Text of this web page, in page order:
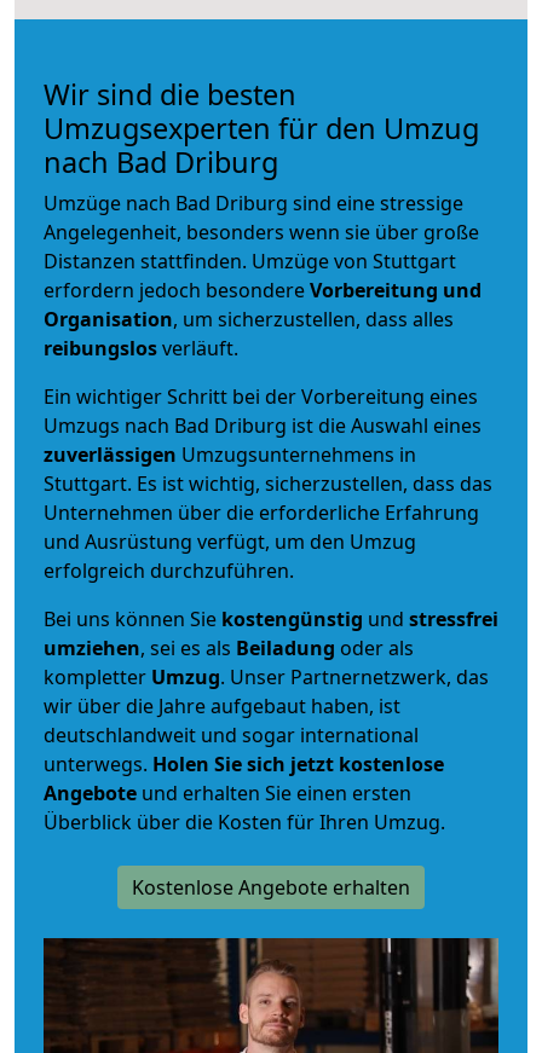
Wir sind die besten
Umzugsexperten für den Umzug
nach Bad Driburg
Umzüge nach Bad Driburg sind eine stressige
Angelegenheit, besonders wenn sie über große
Distanzen stattfinden. Umzüge von Stuttgart
erfordern jedoch besondereVorbereitung und
Organisation, um sicherzustellen, dass alles
reibungslosverläuft.
Ein wichtiger Schritt bei der Vorbereitung eines
Umzugs nach Bad Driburg ist die Auswahl eines
zuverlässigen Umzugsunternehmens in
Stuttgart. Es ist wichtig, sicherzustellen, dass das
Unternehmen über die erforderliche Erfahrung
und Ausrüstung verfügt, um den Umzug
erfolgreich durchzuführen.
Bei uns können Sie kostengünstig und stressfrei
umziehen, sei es als Beiladung oder als
kompletter Umzug. Unser Partnernetzwerk, das
wir über die Jahre aufgebaut haben, ist
deutschlandweit und sogar international
unterwegs. Holen Sie sich jetzt kostenlose
Angebote und erhalten Sie einen ersten
Überblick über die Kosten für Ihren Umzug.
Kostenlose Angebote erhalten